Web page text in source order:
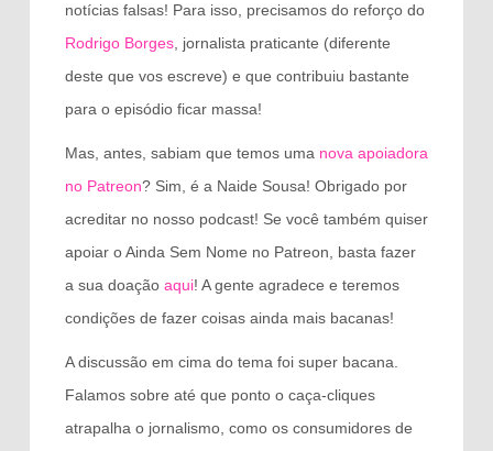
notícias falsas! Para isso, precisamos do reforço do
Rodrigo Borges, jornalista praticante (diferente
deste que vos escreve) e que contribuiu bastante
para o episódio ficar massa!
Mas, antes, sabiam que temos uma nova apoiadora
no Patreon? Sim, é a Naide Sousa! Obrigado por
acreditar no nosso podcast! Se você também quiser
apoiar o Ainda Sem Nome no Patreon, basta fazer
a sua doação aqui! A gente agradece e teremos
condições de fazer coisas ainda mais bacanas!
A discussão em cima do tema foi super bacana.
Falamos sobre até que ponto o caça-cliques
atrapalha o jornalismo, como os consumidores de